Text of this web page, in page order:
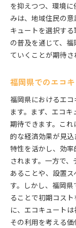
を抑えつつ、環境
みは、地域住民の
キュートを選択す
の普及を通じて、
ていくことが期待さ
福岡県でのエコ
福岡県におけるエ
ます。まず、エコ
期待できます。こ
的な経済効果が見
特性を活かし、効
されます。一方で
あることや、設置
す。しかし、福岡
ることで初期コス
に、エコキュート
その利用を考える価